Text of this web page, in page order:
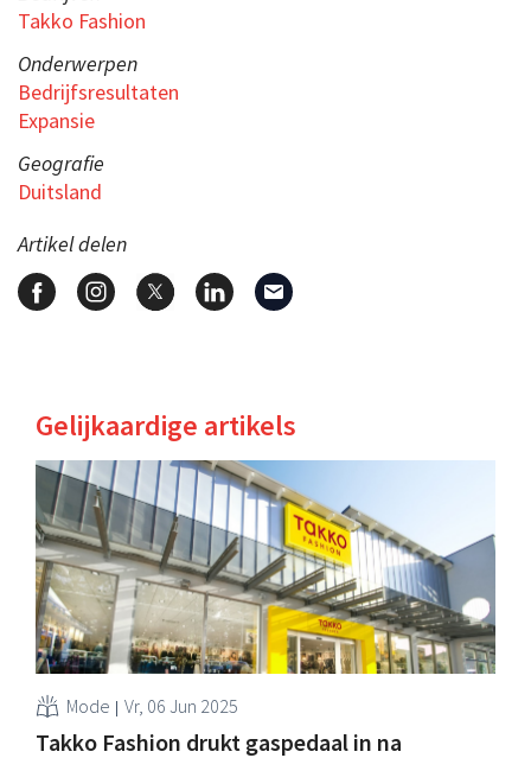
Takko Fashion
Onderwerpen
Bedrijfsresultaten
Expansie
Geografie
Duitsland
Artikel delen
Gelijkaardige artikels
Mode Vr, 06 Jun 2025
Takko Fashion drukt gaspedaal in na